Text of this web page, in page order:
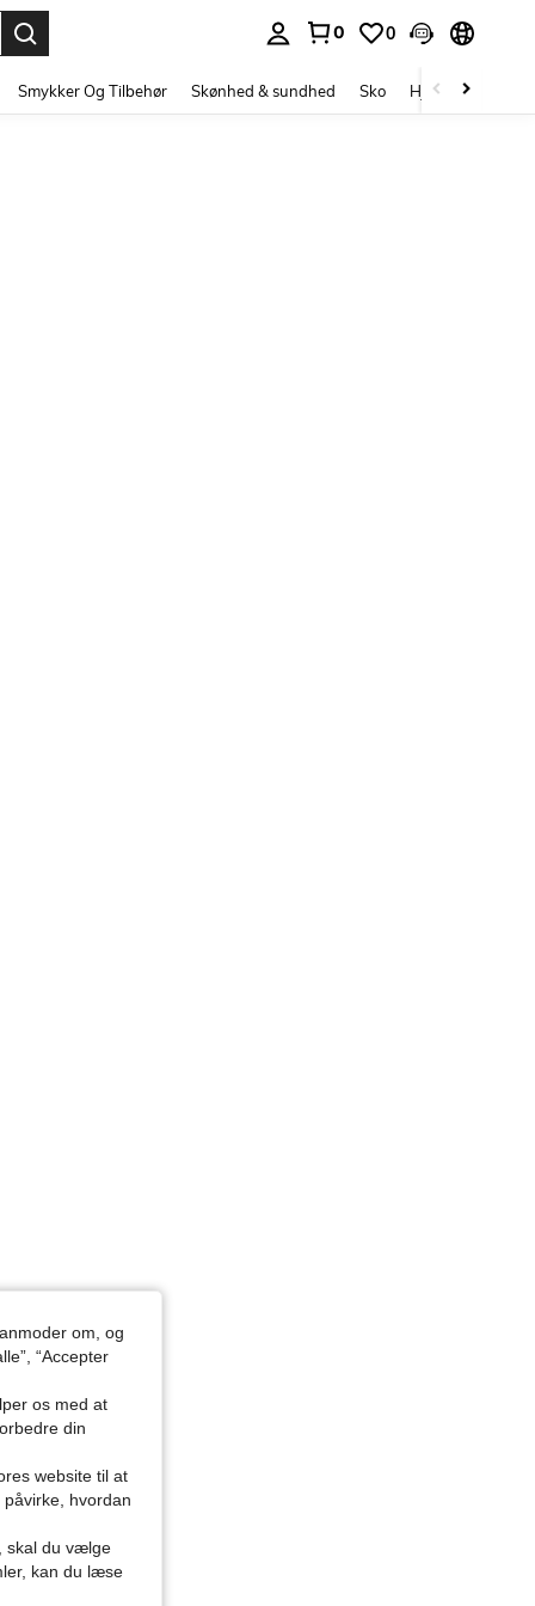
0 0
Smykker Og Tilbehør Skønhed & sundhed Sko Hjem Tekstiler
om, og
“Accepter
os med at
din
website til at
hvordan
skal du vælge
kan du læse